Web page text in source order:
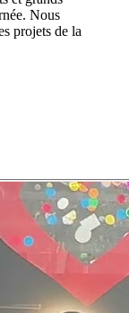
Nous
projets de la